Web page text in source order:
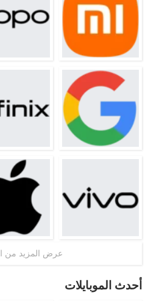
عرض المزيد من
أحدث الموبايلات